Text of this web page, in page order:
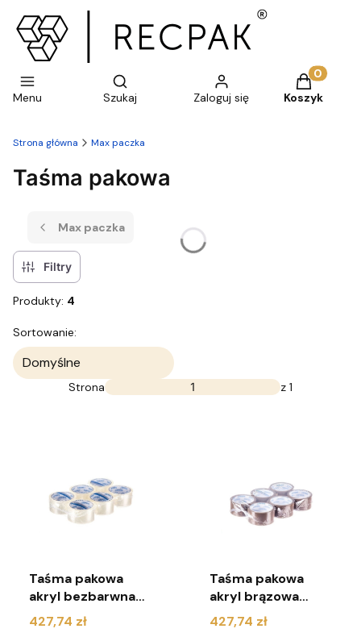
Menu
Otwórz wyszukiwarkę
Szukaj Zaloguj się
Produkty
Koszyk
Strona główna Max paczka
Taśma pakowa
Max paczka
Filtry
Produkty: 4
Lista produktów
Sortowanie:
Domyślne
Strona z 1
Taśma pakowa
akryl bezbarwna
48/45y - 216 sztuk
Cena
427,74 zł
Taśma pakowa
akryl brązowa
48/45y - 216 sztuk
Cena
427,74 zł